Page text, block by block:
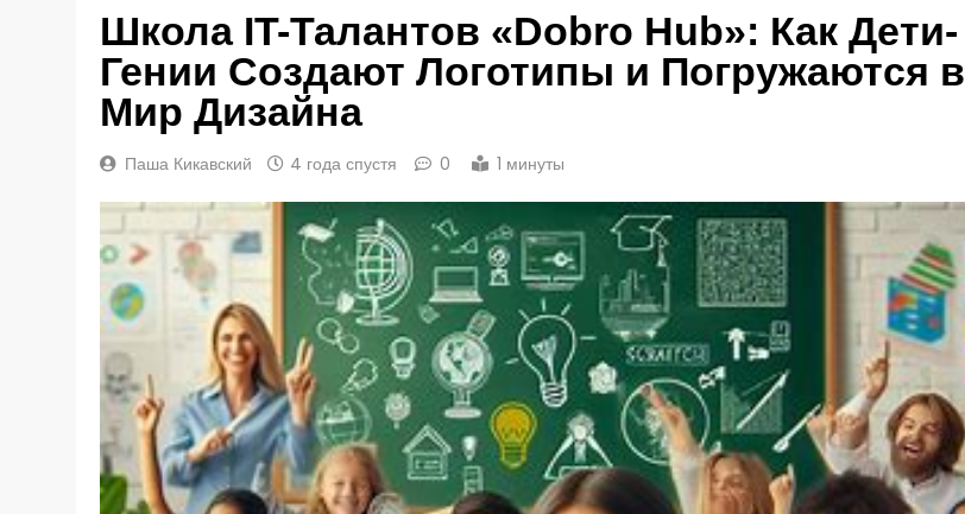
Школа IT-Талантов «Dobro Hub»: Как Дети-
Гении Создают Логотипы и Погружаются в
Мир Дизайна
Паша Кикавский 4 года спустя 0 1 минуты